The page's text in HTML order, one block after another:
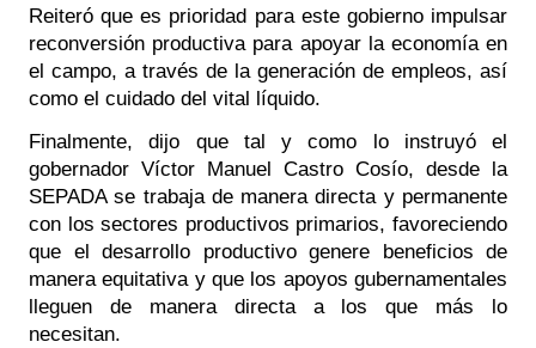
Reiteró que es prioridad para este gobierno impulsar
reconversión productiva para apoyar la economía en
el campo, a través de la generación de empleos, así
como el cuidado del vital líquido.
Finalmente, dijo que tal y como lo instruyó el
gobernador Víctor Manuel Castro Cosío, desde la
SEPADA se trabaja de manera directa y permanente
con los sectores productivos primarios, favoreciendo
que el desarrollo productivo genere beneficios de
manera equitativa y que los apoyos gubernamentales
lleguen de manera directa a los que más lo
necesitan.